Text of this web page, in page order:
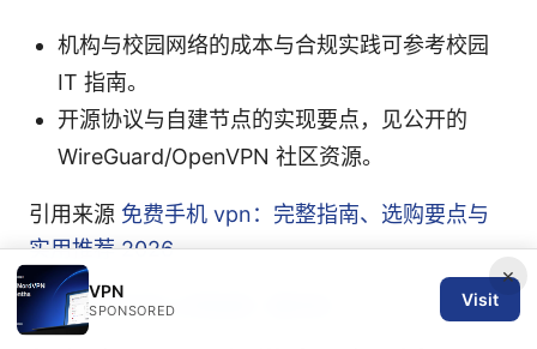
机构与校园网络的成本与合规实践可参考校园
IT 指南。
开源协议与自建节点的实现要点，见公开的
WireGuard/OpenVPN 社区资源。
引用来源 免费手机 vpn：完整指南、选购要点与
实用推荐 2026
翻墙与科学上网指南- 墙妈妈
×
VPN
SPONSORED
Visit